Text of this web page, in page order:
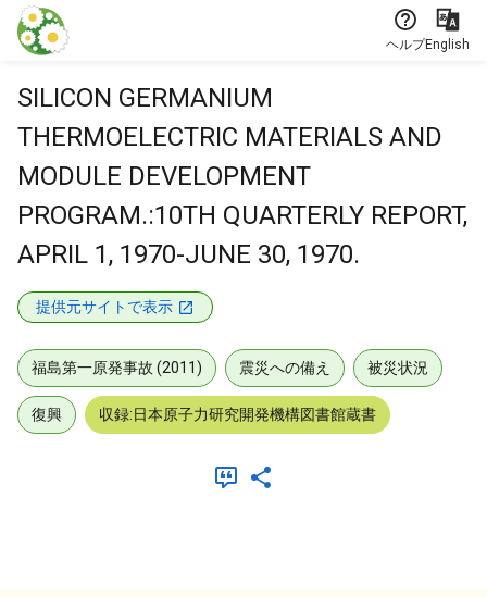
本文に飛ぶ
ヘルプEnglish
SILICON GERMANIUM
THERMOELECTRIC MATERIALS AND
MODULE DEVELOPMENT
PROGRAM.:10TH QUARTERLY REPORT,
APRIL 1, 1970-JUNE 30, 1970.
提供元サイトで表示
福島第一原発事故 (2011) 震災への備え 被災状況
復興 収録:日本原子力研究開発機構図書館蔵書